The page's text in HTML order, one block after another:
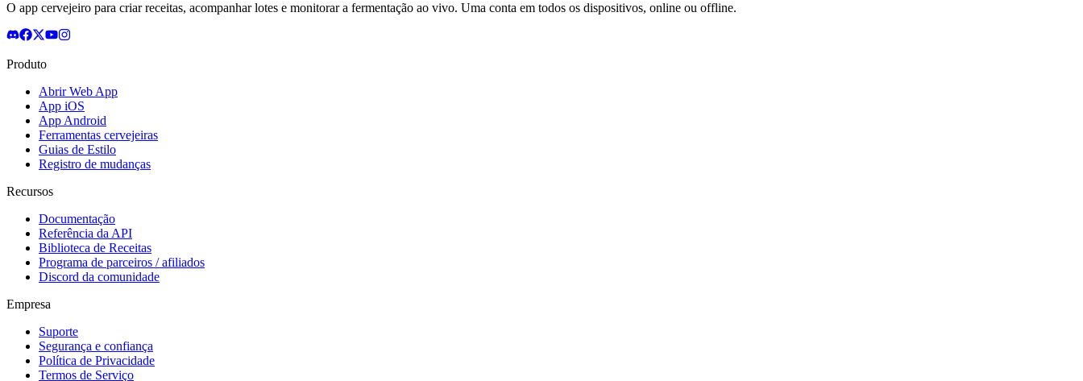
O app cervejeiro para criar receitas, acompanhar lotes e monitorar a fermentação ao vivo. Uma conta em todos os dispositivos, online ou offline.
Produto
Abrir Web App
App iOS
App Android
Ferramentas cervejeiras
Guias de Estilo
Registro de mudanças
Recursos
Documentação
Referência da API
Biblioteca de Receitas
Programa de parceiros / afiliados
Discord da comunidade
Empresa
Suporte
Segurança e confiança
Política de Privacidade
Termos de Serviço